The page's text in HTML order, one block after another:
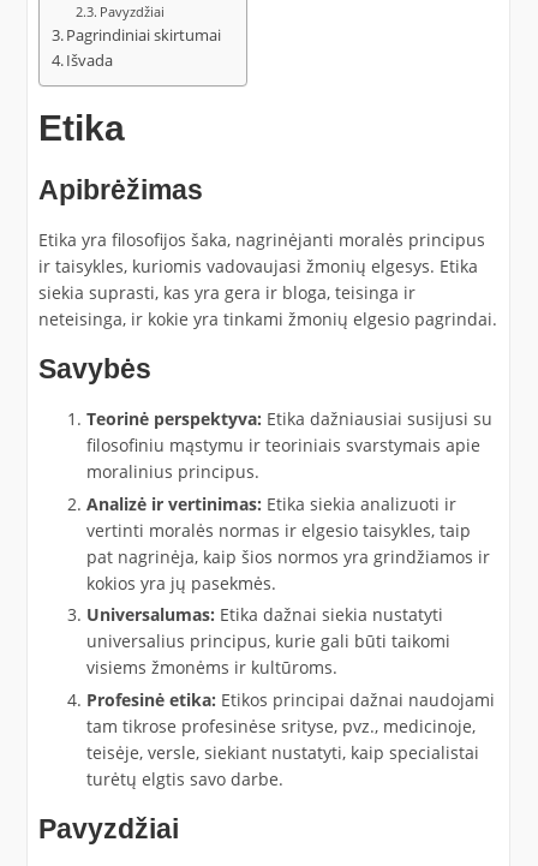
Pavyzdžiai
Pagrindiniai skirtumai
Išvada
Etika
Apibrėžimas
Etika yra filosofijos šaka, nagrinėjanti moralės principus
ir taisykles, kuriomis vadovaujasi žmonių elgesys. Etika
siekia suprasti, kas yra gera ir bloga, teisinga ir
neteisinga, ir kokie yra tinkami žmonių elgesio pagrindai.
Savybės
Teorinė perspektyva: Etika dažniausiai susijusi su
filosofiniu mąstymu ir teoriniais svarstymais apie
moralinius principus.
Analizė ir vertinimas: Etika siekia analizuoti ir
vertinti moralės normas ir elgesio taisykles, taip
pat nagrinėja, kaip šios normos yra grindžiamos ir
kokios yra jų pasekmės.
Universalumas: Etika dažnai siekia nustatyti
universalius principus, kurie gali būti taikomi
visiems žmonėms ir kultūroms.
Profesinė etika: Etikos principai dažnai naudojami
tam tikrose profesinėse srityse, pvz., medicinoje,
teisėje, versle, siekiant nustatyti, kaip specialistai
turėtų elgtis savo darbe.
Pavyzdžiai